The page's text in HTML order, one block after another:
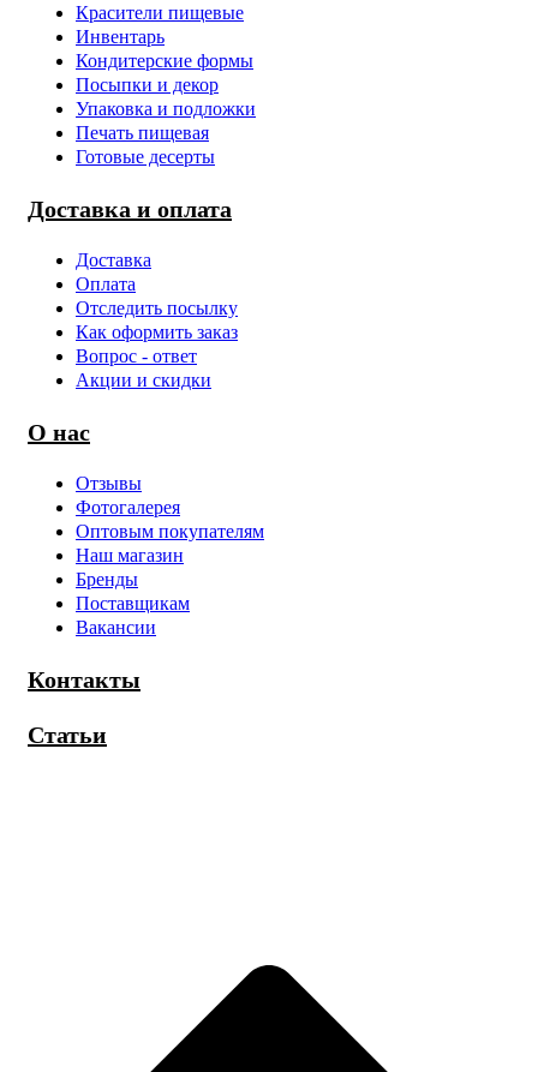
Красители пищевые
Инвентарь
Кондитерские формы
Посыпки и декор
Упаковка и подложки
Печать пищевая
Готовые десерты
Доставка и оплата
Доставка
Оплата
Отследить посылку
Как оформить заказ
Вопрос - ответ
Акции и скидки
О нас
Отзывы
Фотогалерея
Оптовым покупателям
Наш магазин
Бренды
Поставщикам
Вакансии
Контакты
Статьи